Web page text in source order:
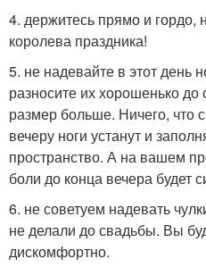
4. держитесь прямо и гордо,
королева праздника!
5. не надевайте в этот день
разносите их хорошенько
размер больше. Ничего, что
вечеру ноги устанут и
пространство. А на вашем
боли до конца вечера будет
6. не советуем надевать
не делали до свадьбы. Вы
дискомфортно.